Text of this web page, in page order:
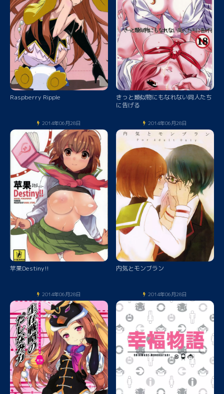
Raspberry Ripple
きっと類似物にもなれない同人たち
に告げる
2014年06月28日
苹果Destiny!!
2014年06月28日
内気とモンブラン
2014年06月28日 2014年06月28日